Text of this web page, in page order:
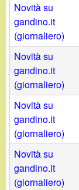
Novità su
gandino.it
(giornaliero)
Novità su
gandino.it
(giornaliero)
Novità su
gandino.it
(giornaliero)
Novità su
gandino.it
(giornaliero)